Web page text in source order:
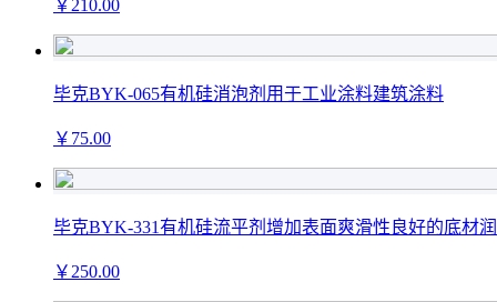
￥ 210.00
毕克BYK-065有机硅消泡剂用于工业涂料建筑涂料
￥ 75.00
毕克BYK-331有机硅流平剂增加表面爽滑性良好的底材
￥ 250.00